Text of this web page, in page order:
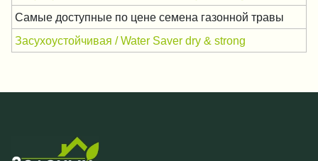
Самые доступные по цене семена газонной травы
Засухоустойчивая / Water Saver dry & strong